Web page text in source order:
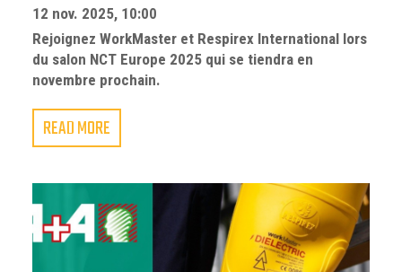
12 nov. 2025, 10:00
Rejoignez WorkMaster et Respirex International lors
du salon NCT Europe 2025 qui se tiendra en
novembre prochain.
READ MORE